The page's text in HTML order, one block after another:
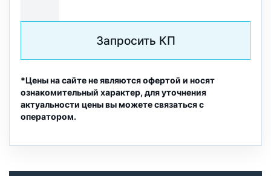
Запросить КП
*Цены на сайте не являются офертой и носят
ознакомительный характер, для уточнения
актуальности цены вы можете связаться с
оператором.